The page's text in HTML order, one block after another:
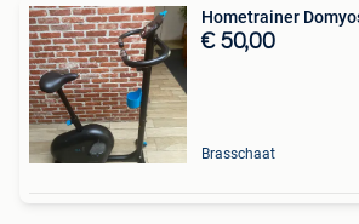
Hometrainer
€ 50,00
Brasschaat